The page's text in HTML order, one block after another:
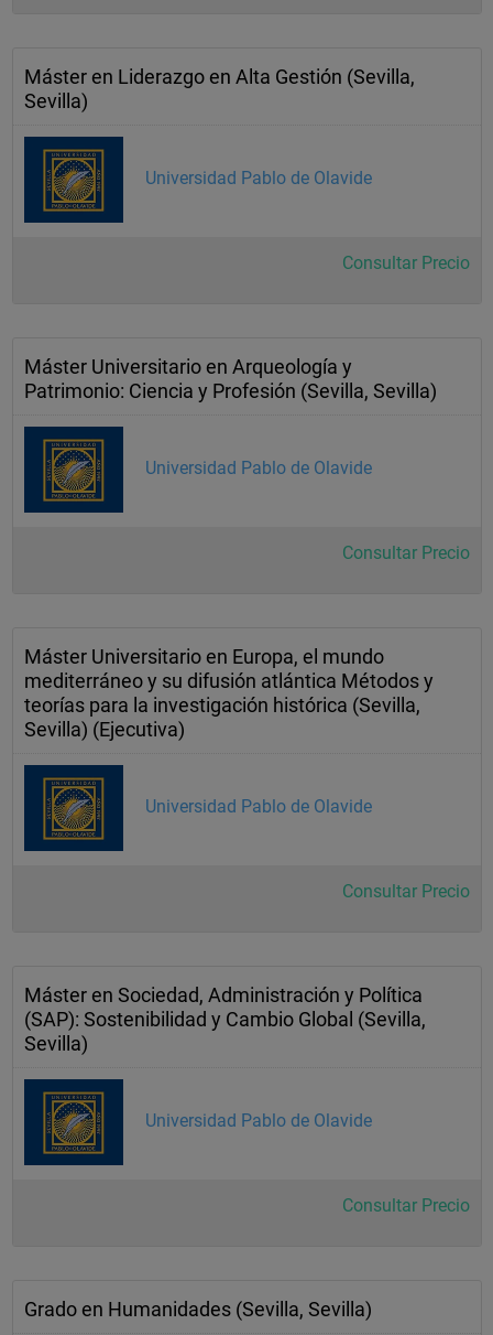
Máster en Liderazgo en Alta Gestión (Sevilla,
Sevilla)
Universidad Pablo de Olavide
Consultar Precio
Máster Universitario en Arqueología y
Patrimonio: Ciencia y Profesión (Sevilla, Sevilla)
Universidad Pablo de Olavide
Consultar Precio
Máster Universitario en Europa, el mundo
mediterráneo y su difusión atlántica Métodos y
teorías para la investigación histórica (Sevilla,
Sevilla) (Ejecutiva)
Universidad Pablo de Olavide
Consultar Precio
Máster en Sociedad, Administración y Política
(SAP): Sostenibilidad y Cambio Global (Sevilla,
Sevilla)
Universidad Pablo de Olavide
Consultar Precio
Grado en Humanidades (Sevilla, Sevilla)